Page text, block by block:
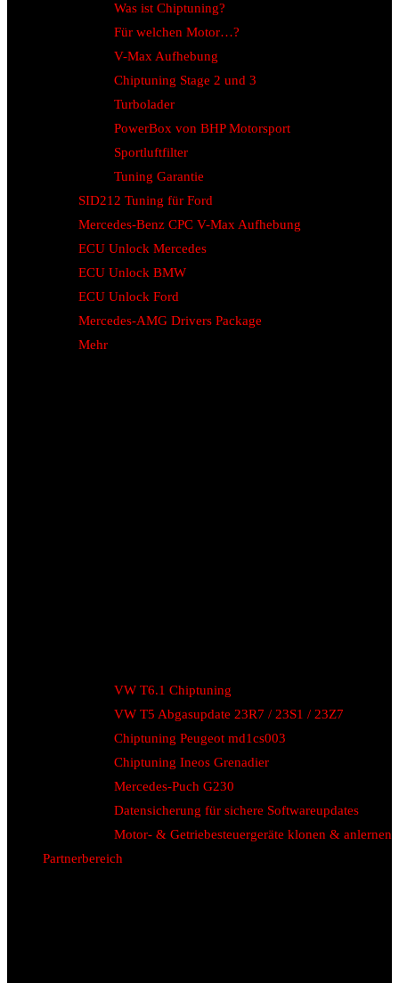
Was ist Chiptuning?
Für welchen Motor…?
V-Max Aufhebung
Chiptuning Stage 2 und 3
Turbolader
PowerBox von BHP Motorsport
Sportluftfilter
Tuning Garantie
SID212 Tuning für Ford
Mercedes-Benz CPC V-Max Aufhebung
ECU Unlock Mercedes
ECU Unlock BMW
ECU Unlock Ford
Mercedes-AMG Drivers Package
Mehr
VW T6.1 Chiptuning
VW T5 Abgasupdate 23R7 / 23S1 / 23Z7
Chiptuning Peugeot md1cs003
Chiptuning Ineos Grenadier
Mercedes-Puch G230
Datensicherung für sichere Softwareupdates
Motor- & Getriebesteuergeräte klonen & anlernen
Partnerbereich